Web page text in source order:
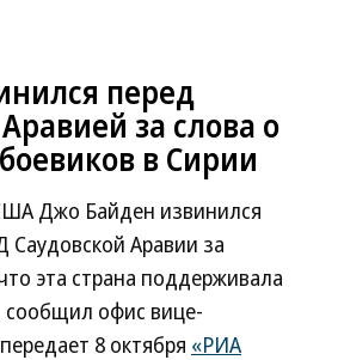
перед
за слова о
в Сирии
Джо Байден извинился
Аравии за
эта страна поддерживала
сообщил офис вице-
8 октября «РИА